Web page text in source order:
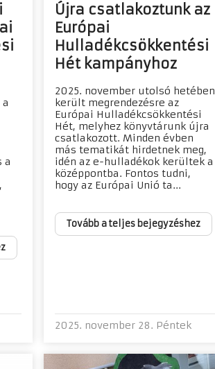
a
Újra csatlakoztunk az
Európai
Hulladékcsökkentési
Hét kampányhoz
2025. november utolsó hetében
került megrendezésre az
Európai Hulladékcsökkentési
Hét, melyhez könyvtárunk újra
csatlakozott. Minden évben
más tematikát hirdetnek meg,
idén az e-hulladékok kerültek a
középpontba. Fontos tudni,
hogy az Európai Unió ta...
Tovább a teljes bejegyzéshez
2025. november 28. Péntek